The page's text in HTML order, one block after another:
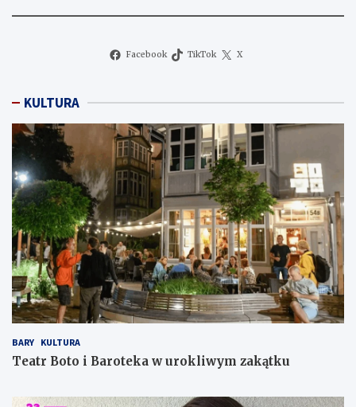
Facebook TikTok X
KULTURA
BARY KULTURA
Teatr Boto i Baroteka w urokliwym zakątku